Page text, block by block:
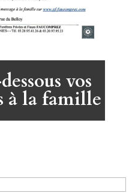
vos
à la famille